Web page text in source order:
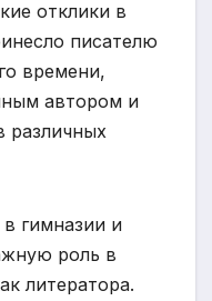
отклики в
писателю
времени,
автором и
различных
гимназии и
роль в
литератора.